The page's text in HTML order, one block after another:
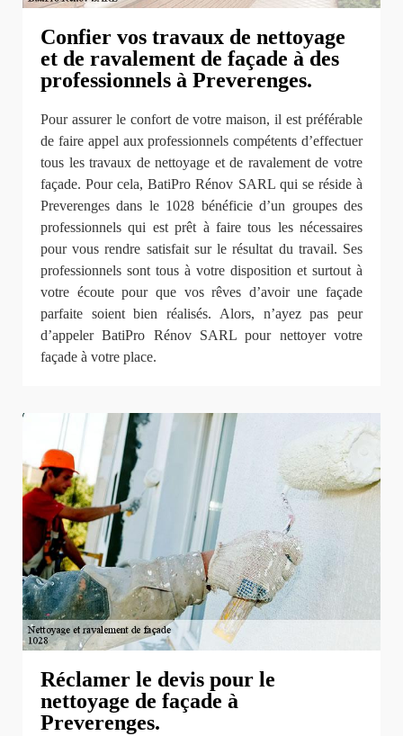
Confier vos travaux de nettoyage
et de ravalement de façade à des
professionnels à Preverenges.
Pour assurer le confort de votre maison, il est préférable
de faire appel aux professionnels compétents d’effectuer
tous les travaux de nettoyage et de ravalement de votre
façade. Pour cela, BatiPro Rénov SARL qui se réside à
Preverenges dans le 1028 bénéficie d’un groupes des
professionnels qui est prêt à faire tous les nécessaires
pour vous rendre satisfait sur le résultat du travail. Ses
professionnels sont tous à votre disposition et surtout à
votre écoute pour que vos rêves d’avoir une façade
parfaite soient bien réalisés. Alors, n’ayez pas peur
d’appeler BatiPro Rénov SARL pour nettoyer votre
façade à votre place.
Réclamer le devis pour le
nettoyage de façade à
Preverenges.